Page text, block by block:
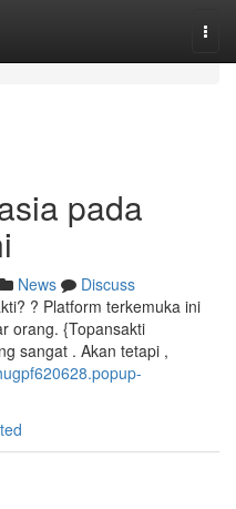
pada
News
Discuss
? Platform terkemuka ini
orang. {Topansakti
sangat . Akan tetapi ,